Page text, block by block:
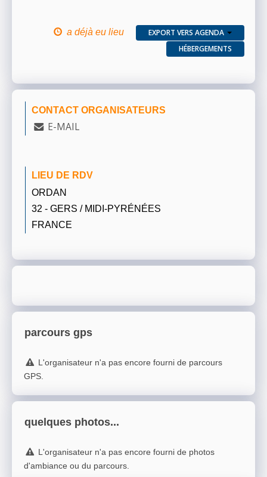
a déjà eu lieu
EXPORT VERS AGENDA
HÉBERGEMENTS
CONTACT ORGANISATEURS
E-MAIL
LIEU DE RDV
ORDAN
32 - GERS / MIDI-PYRÉNÉES
FRANCE
parcours gps
L'organisateur n'a pas encore fourni de parcours
GPS.
quelques photos...
L'organisateur n'a pas encore fourni de photos
d'ambiance ou du parcours.